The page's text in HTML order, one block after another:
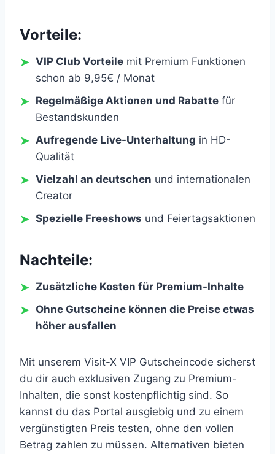
Vorteile:
VIP Club Vorteilemit Premium Funktionen
schon ab 9,95€ / Monat
Regelmäßige Aktionen und Rabattefür
Bestandskunden
Aufregende Live-Unterhaltung in HD-
Qualität
Vielzahl an deutschen und internationalen
Creator
Spezielle Freeshows und Feiertagsaktionen
Nachteile:
Zusätzliche Kosten für Premium-Inhalte
Ohne Gutscheine können die Preise etwas
höher ausfallen
Mit unserem Visit-X VIP Gutscheincode sicherst
du dir auch exklusiven Zugang zu Premium-
Inhalten, die sonst kostenpflichtig sind. So
kannst du das Portal ausgiebig und zu einem
vergünstigten Preis testen, ohne den vollen
Betrag zahlen zu müssen. Alternativen bieten